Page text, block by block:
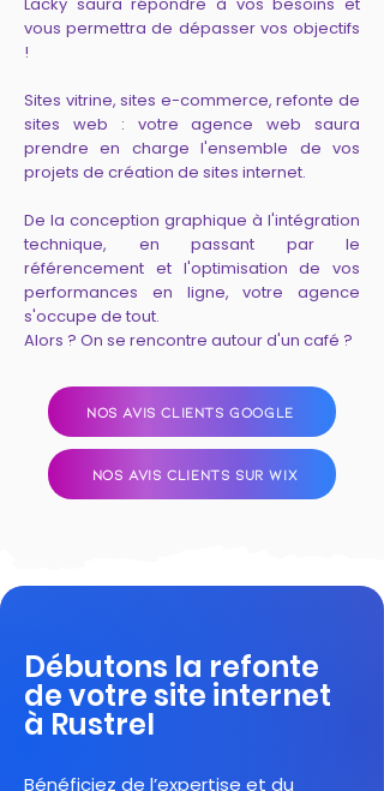
vous permettra de dépasser vos objectifs
!
Sites vitrine, sites e-commerce, refonte de
sites web : votre agence web saura
prendre en charge l'ensemble de vos
projets de création de sites internet.
De la conception graphique à l'intégration
technique, en passant par le
référencement et l'optimisation de vos
performances en ligne, votre agence
s'occupe de tout.
Alors ? On se rencontre autour d'un café ?
NOS AVIS CLIENTS GOOGLE
NOS AVIS CLIENTS SUR WIX
Débutons la refonte
de votre site internet
à Rustrel
Bénéficiez de l’expertise et du